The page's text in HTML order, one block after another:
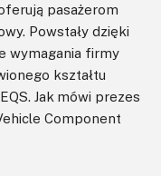
pasażerom
Powstały dzięki
wymagania firmy
kształtu
Jak mówi prezes
Component